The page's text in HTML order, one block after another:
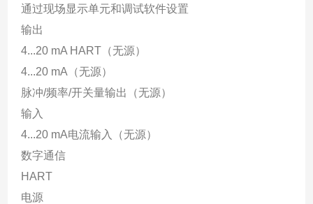
通过现场显示单元和调试软件设置
输出
4...20 mA HART（无源）
4...20 mA（无源）
脉冲/频率/开关量输出（无源）
输入
4...20 mA电流输入（无源）
数字通信
HART
电源